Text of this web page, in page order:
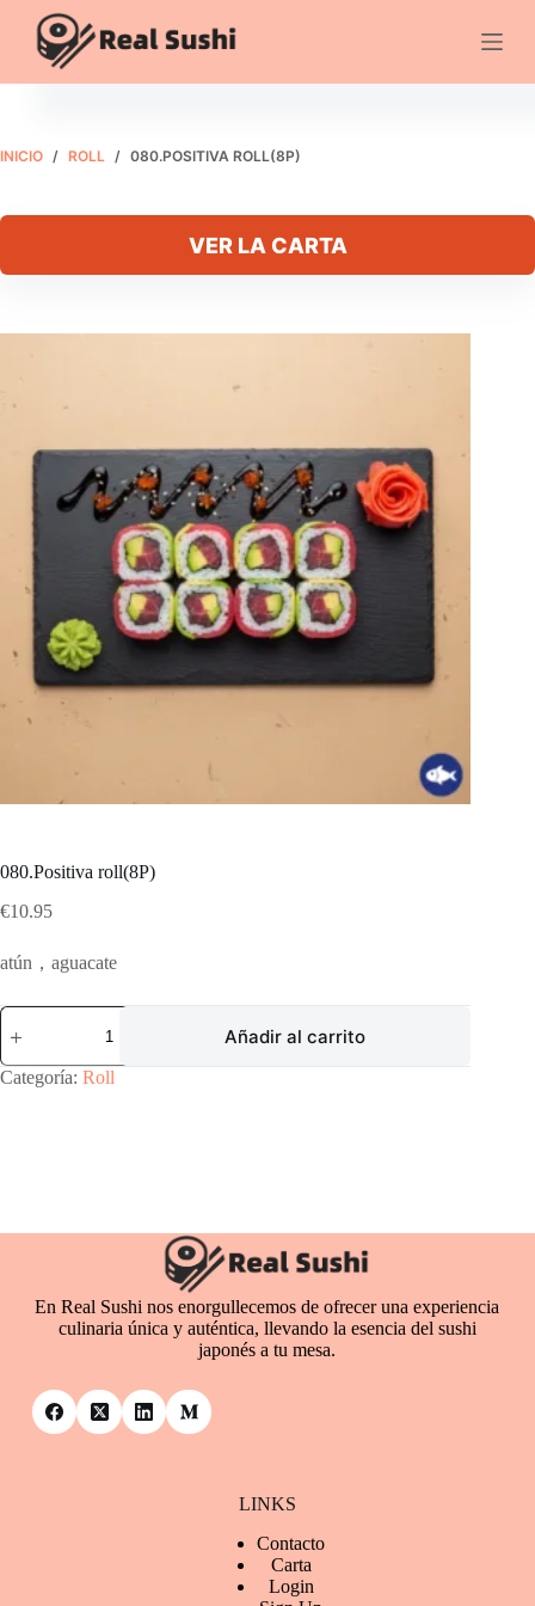
contenido
080.Positiva roll(8P)
10.95
Añadir al carrito
INICIO / ROLL / 080.POSITIVA ROLL(8P)
VER LA CARTA
080.Positiva roll(8P)
€10.95
atún，aguacate
080.Positiva
roll(8P)
cantidad
Añadir al carrito
Categoría: Roll
En Real Sushi nos enorgullecemos de ofrecer una experiencia
culinaria única y auténtica, llevando la esencia del sushi
japonés a tu mesa.
LINKS
Contacto
Carta
Login